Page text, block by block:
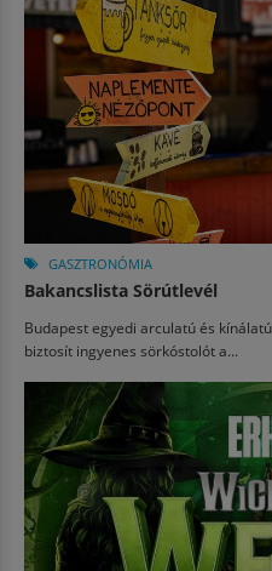
GASZTRONÓMIA
Bakancslista Sörútlevél
Budapest egyedi arculatú és
biztosít ingyenes sörkóstolót a...